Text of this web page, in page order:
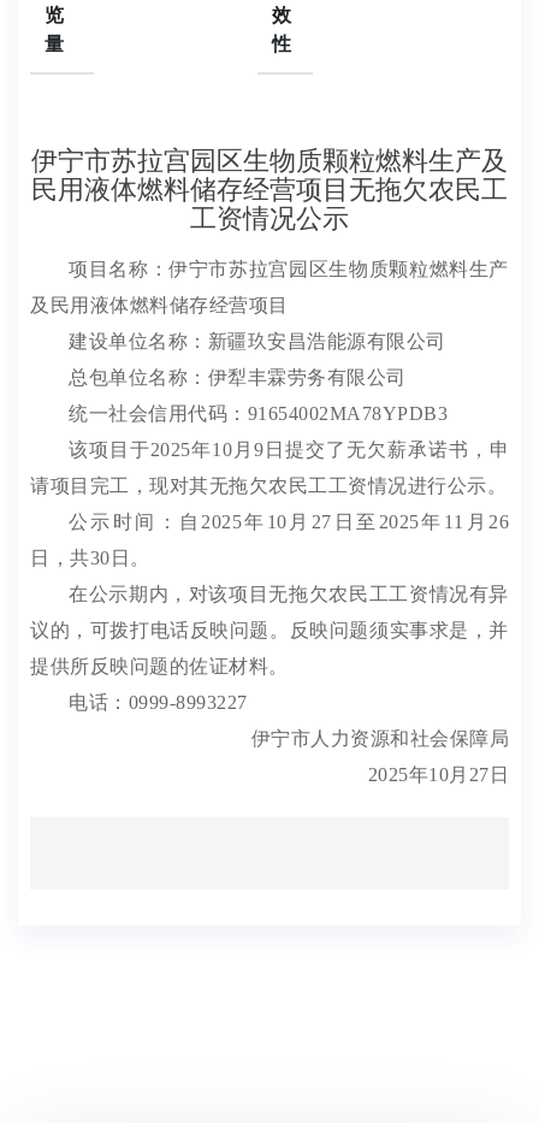
览
量
效
性
伊宁市苏拉宫园区生物质颗粒燃料生产及
民用液体燃料储存经营项目无拖欠农民工
工资情况公示
项目名称：伊宁市苏拉宫园区生物质颗粒燃料生产
及民用液体燃料储存经营项目
建设单位名称 ： 新疆玖安昌浩能源有限公司
总包单位名称 ： 伊犁丰霖劳务有限公司
统一社会信用代码 ：91654002MA78YPDB3
该项目于2025年10 月 9 日提交了无欠薪承诺书，申
请项目完工，现对其无拖欠农民工工资情况进行公示。
公示时间
： 自 2025年 10 月 27 日至 2025年 11 月 26
日
，共30 日。
在公示期内，对该项目无拖欠农民工工资情况有异
议的，可拨打电话反映问题。反映问题须实事求是，并
提供所反映问题的佐证材料。
电话 ：0999-8993227
伊宁市人力资源和社会保障局
2025年10月 27 日